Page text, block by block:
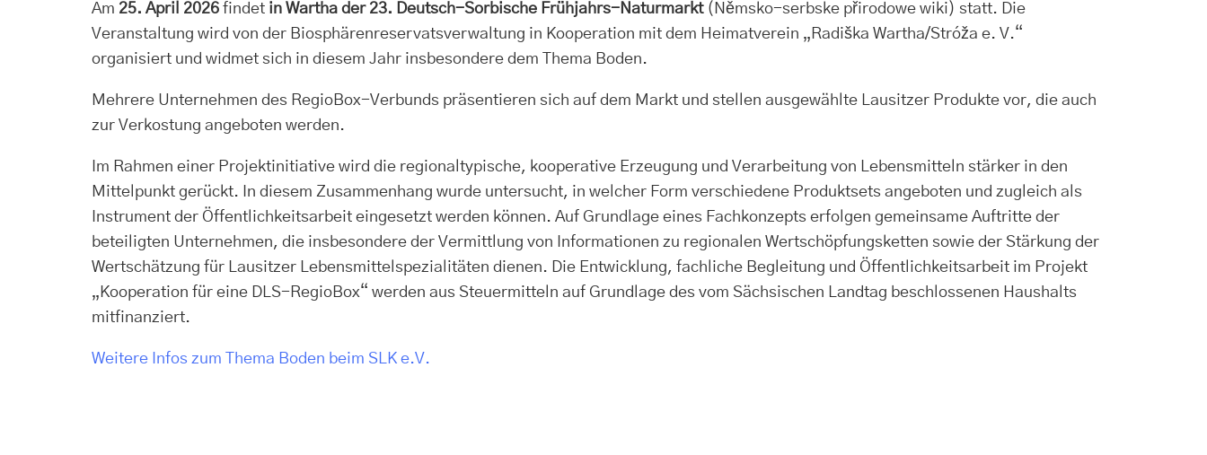
Am 25. April 2026 findet in Wartha der 23. Deutsch-Sorbische Frühjahrs-Naturmarkt(Němsko-serbske přirodowe wiki) statt. Die
Veranstaltung wird von der Biosphärenreservatsverwaltung in Kooperation mit dem Heimatverein „Radiška Wartha/Stróža e. V.“
organisiert und widmet sich in diesem Jahr insbesondere dem Thema Boden.
Mehrere Unternehmen des RegioBox-Verbunds präsentieren sich auf dem Markt und stellen ausgewählte Lausitzer Produkte vor, die auch
zur Verkostung angeboten werden.
Im Rahmen einer Projektinitiative wird die regionaltypische, kooperative Erzeugung und Verarbeitung von Lebensmitteln stärker in den
Mittelpunkt gerückt. In diesem Zusammenhang wurde untersucht, in welcher Form verschiedene Produktsets angeboten und zugleich als
Instrument der Öffentlichkeitsarbeit eingesetzt werden können. Auf Grundlage eines Fachkonzepts erfolgen gemeinsame Auftritte der
beteiligten Unternehmen, die insbesondere der Vermittlung von Informationen zu regionalen Wertschöpfungsketten sowie der Stärkung der
Wertschätzung für Lausitzer Lebensmittelspezialitäten dienen. Die Entwicklung, fachliche Begleitung und Öffentlichkeitsarbeit im Projekt
„Kooperation für eine DLS-RegioBox“ werden aus Steuermitteln auf Grundlage des vom Sächsischen Landtag beschlossenen Haushalts
mitfinanziert.
Weitere Infos zum Thema Boden beim SLK e.V.